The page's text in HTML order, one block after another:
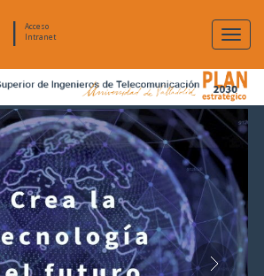
|
Acceso
Intranet